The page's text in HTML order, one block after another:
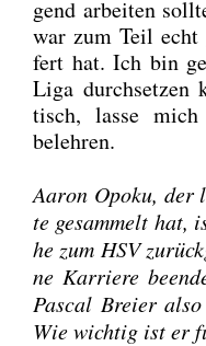
gend arbei­ten
war zum Teil
fert hat. Ich bin
Liga
tisch, las­se mich
beleh­ren.
Aaron Opo­ku, der
te gesam­melt hat,
he zum HSV
ne Kar­rie­re
Pas­cal Brei­er
Wie wich­tig ist er